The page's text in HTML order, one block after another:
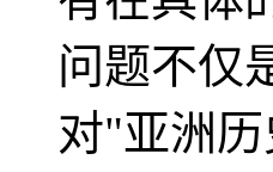
问题不仅
对"亚洲